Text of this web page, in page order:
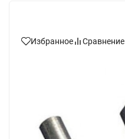
Избранное Сравнение